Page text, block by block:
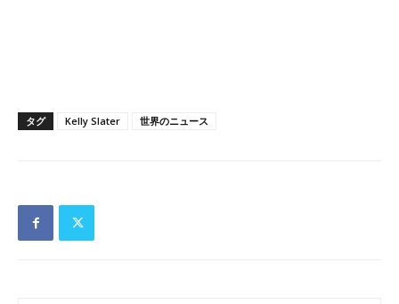
タグ Kelly Slater 世界のニュース